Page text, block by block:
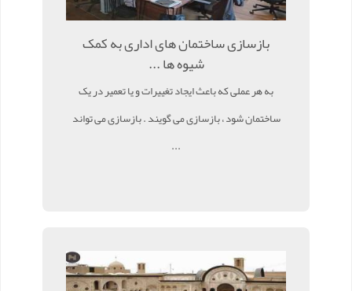
بازسازی ساختمان های اداری به کمک
شیوه ها ...
به هر عملی که باعث ایجاد تغییرات و یا تعمیر در یک
ساختمان شود ، بازسازی می گویند . بازسازی می تواند
...